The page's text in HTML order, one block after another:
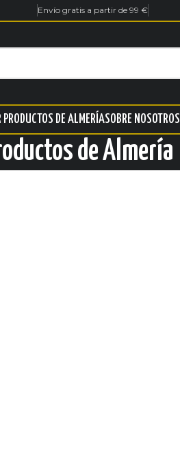
Envío gratis a partir de 99 €
PRODUCTOS DE ALMERÍASOBRE NOSOTROS
de Almería